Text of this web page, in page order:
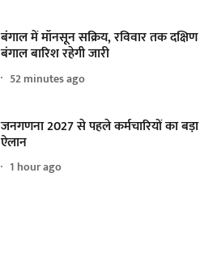
बंगाल में मॉनसून सक्रिय, रविवार तक दक्षिण
बंगाल बारिश रहेगी जारी
52 minutes ago
जनगणना 2027 से पहले कर्मचारियों का बड़ा
ऐलान
1 hour ago